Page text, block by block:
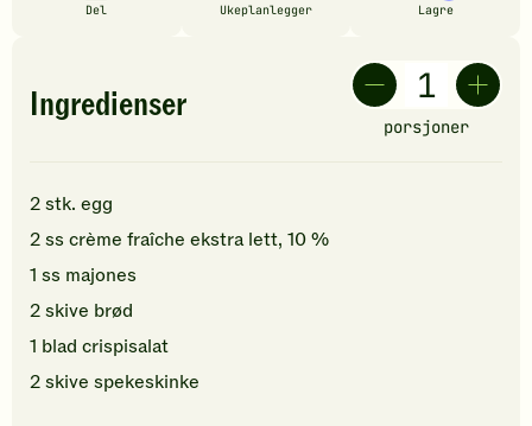
Del Ukeplanlegger Lagre
Ingredienser
porsjoner
2stk. egg
2ss crème fraîche ekstra lett, 10 %
1 ss majones
2skive brød
1 blad crispisalat
2skive spekeskinke